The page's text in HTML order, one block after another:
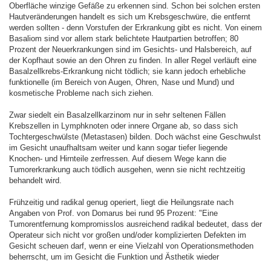
Oberfläche winzige Gefäße zu erkennen sind. Schon bei solchen ersten
Hautveränderungen handelt es sich um Krebsgeschwüre, die entfernt
werden sollten - denn Vorstufen der Erkrankung gibt es nicht. Von einem
Basaliom sind vor allem stark belichtete Hautpartien betroffen; 80
Prozent der Neuerkrankungen sind im Gesichts- und Halsbereich, auf
der Kopfhaut sowie an den Ohren zu finden. In aller Regel verläuft eine
Basalzellkrebs-Erkrankung nicht tödlich; sie kann jedoch erhebliche
funktionelle (im Bereich von Augen, Ohren, Nase und Mund) und
kosmetische Probleme nach sich ziehen.
Zwar siedelt ein Basalzellkarzinom nur in sehr seltenen Fällen
Krebszellen in Lymphknoten oder innere Organe ab, so dass sich
Tochtergeschwülste (Metastasen) bilden. Doch wächst eine Geschwulst
im Gesicht unaufhaltsam weiter und kann sogar tiefer liegende
Knochen- und Hirnteile zerfressen. Auf diesem Wege kann die
Tumorerkrankung auch tödlich ausgehen, wenn sie nicht rechtzeitig
behandelt wird.
Frühzeitig und radikal genug operiert, liegt die Heilungsrate nach
Angaben von Prof. von Domarus bei rund 95 Prozent: "Eine
Tumorentfernung kompromisslos ausreichend radikal bedeutet, dass der
Operateur sich nicht vor großen und/oder komplizierten Defekten im
Gesicht scheuen darf, wenn er eine Vielzahl von Operationsmethoden
beherrscht, um im Gesicht die Funktion und Ästhetik wieder